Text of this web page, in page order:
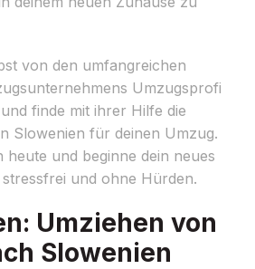
von den umfangreichen
Umzugsprofi
finde mit ihrer Hilfe die
Slowenien für deinen Umzug.
heute und beginne dein neues
und ohne Hürden.
Umziehen von
Slowenien